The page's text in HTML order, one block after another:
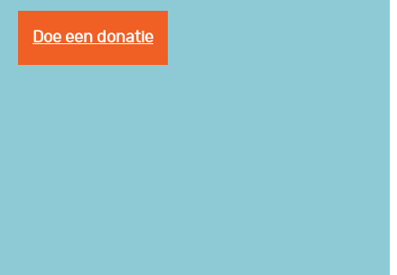
Doe een donatie